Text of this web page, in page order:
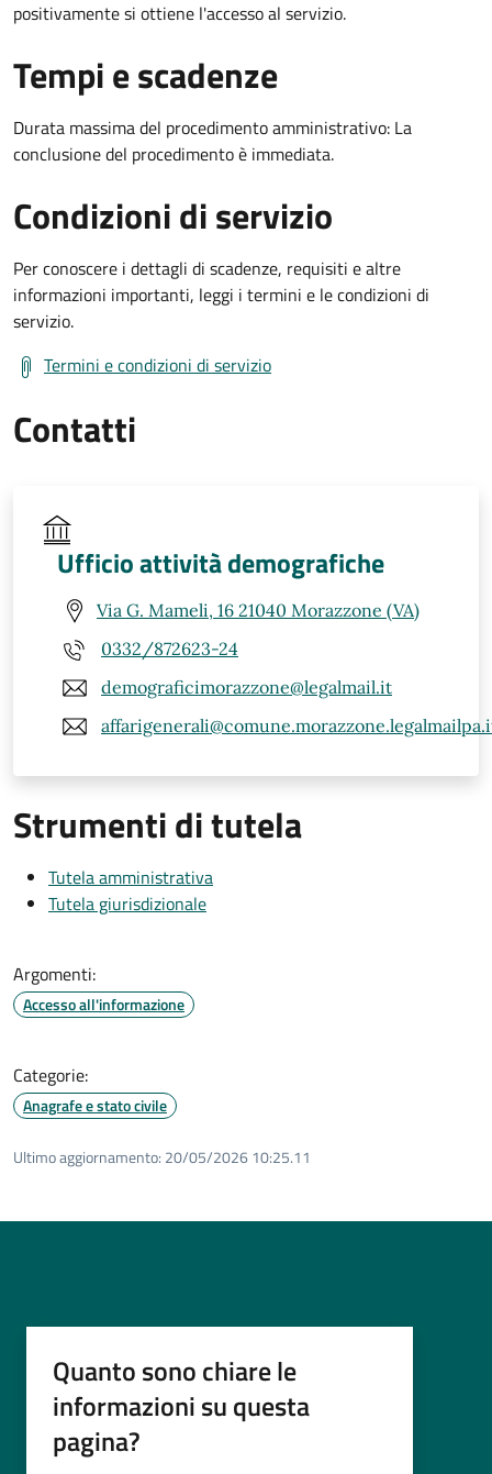
positivamente si ottiene l'accesso al servizio.
Tempi e scadenze
Durata massima del procedimento amministrativo: La
conclusione del procedimento è immediata.
Condizioni di servizio
Per conoscere i dettagli di scadenze, requisiti e altre
informazioni importanti, leggi i termini e le condizioni di
servizio.
Termini e condizioni di servizio
Contatti
Ufficio attività demografiche
Via G. Mameli, 16 21040 Morazzone (VA)
0332/872623-24
demograficimorazzone@legalmail.it
Strumenti di tutela
Tutela amministrativa
Tutela giurisdizionale
Argomenti:
Accesso all'informazione
Categorie:
Anagrafe e stato civile
Ultimo aggiornamento: 20/05/2026 10:25.11
Quanto sono chiare le
informazioni su questa
pagina?